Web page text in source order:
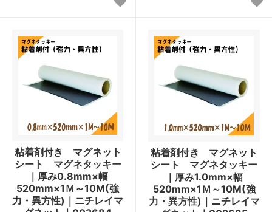
粘着剤付き マグネット
シート マグネタッキー
｜厚み0.8mm×幅
520mm×1Ｍ～10M(強
力・異方性)｜ニチレイマ
粘着剤付き マグネット
シート マグネタッキー
｜厚み1.0mm×幅
520mm×1Ｍ～10M(強
力・異方性)｜ニチレイマ